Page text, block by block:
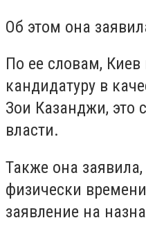
Об этом она
По ее словам, Киев
кандидатуру в
Зои Казанджи, это
власти.
Также она
физически
заявление на